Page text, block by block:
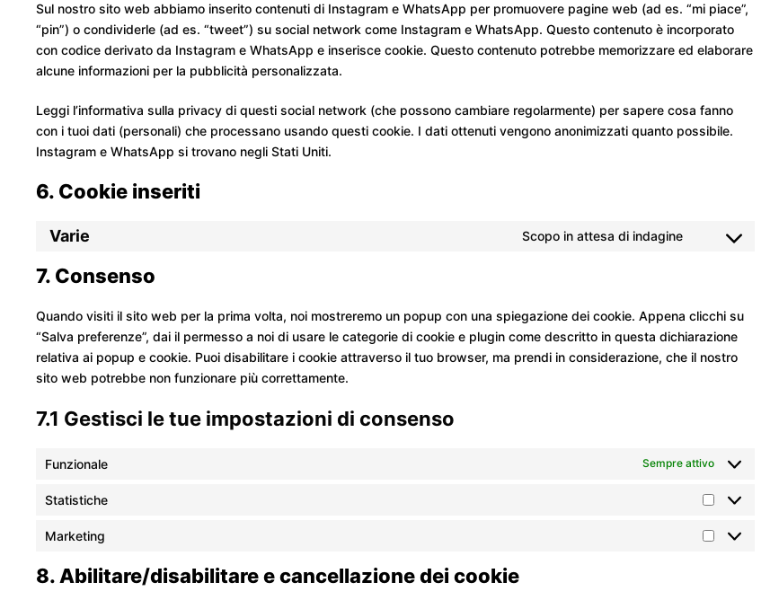
Sul nostro sito web abbiamo inserito contenuti di Instagram e WhatsApp per promuovere pagine web (ad es. “mi piace”,
“pin”) o condividerle (ad es. “tweet”) su social network come Instagram e WhatsApp. Questo contenuto è incorporato
con codice derivato da Instagram e WhatsApp e inserisce cookie. Questo contenuto potrebbe memorizzare ed elaborare
alcune informazioni per la pubblicità personalizzata.
Leggi l’informativa sulla privacy di questi social network (che possono cambiare regolarmente) per sapere cosa fanno
con i tuoi dati (personali) che processano usando questi cookie. I dati ottenuti vengono anonimizzati quanto possibile.
Instagram e WhatsApp si trovano negli Stati Uniti.
6. Cookie inseriti
Varie Scopo in attesa di indagine
Consent
varie
7. Consenso
Quando visiti il sito web per la prima volta, noi mostreremo un popup con una spiegazione dei cookie. Appena clicchi su
“Salva preferenze”, dai il permesso a noi di usare le categorie di cookie e plugin come descritto in questa dichiarazione
relativa ai popup e cookie. Puoi disabilitare i cookie attraverso il tuo browser, ma prendi in considerazione, che il nostro
sito web potrebbe non funzionare più correttamente.
7.1 Gestisci le tue impostazioni di consenso
Funzionale Sempre attivo
Statistiche
Statistiche
Marketing
Marketing
8. Abilitare/disabilitare e cancellazione dei cookie